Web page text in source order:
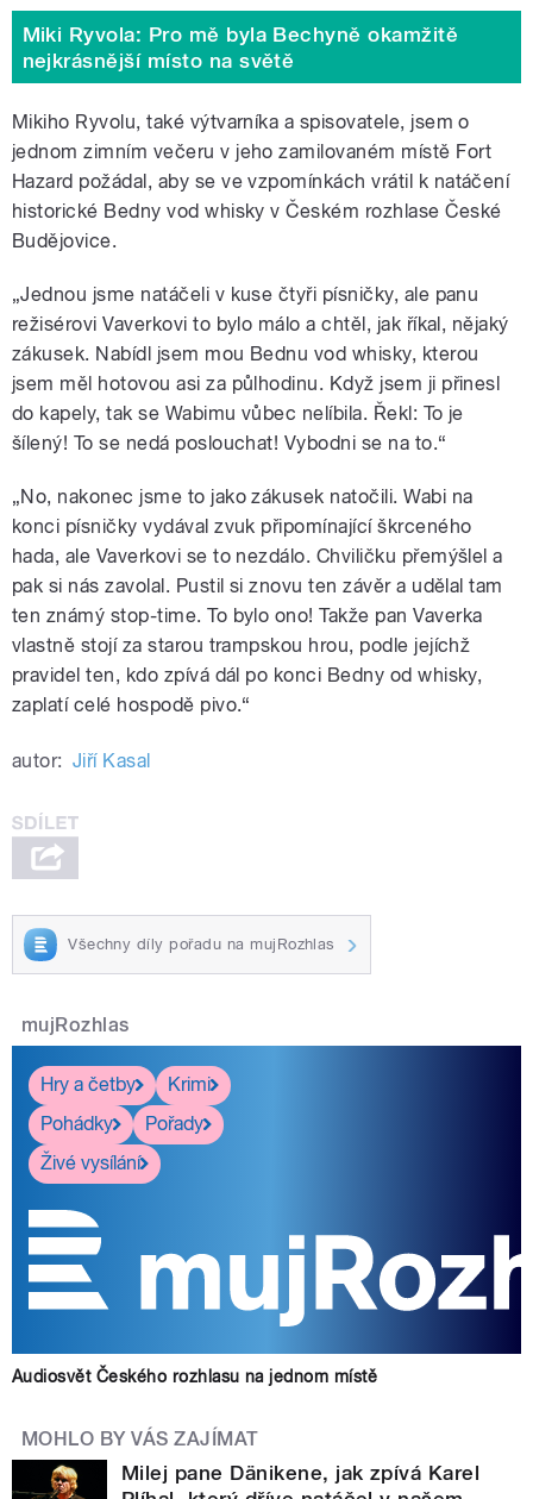
Miki Ryvola: Pro mě byla Bechyně okamžitě
nejkrásnější místo na světě
Mikiho Ryvolu, také výtvarníka a spisovatele, jsem o
jednom zimním večeru v jeho zamilovaném místě Fort
Hazard požádal, aby se ve vzpomínkách vrátil k natáčení
historické Bedny vod whisky v Českém rozhlase České
Budějovice.
„Jednou jsme natáčeli v kuse čtyři písničky, ale panu
režisérovi Vaverkovi to bylo málo a chtěl, jak říkal, nějaký
zákusek. Nabídl jsem mou Bednu vod whisky, kterou
jsem měl hotovou asi za půlhodinu. Když jsem ji přinesl
do kapely, tak se Wabimu vůbec nelíbila. Řekl: To je
šílený! To se nedá poslouchat! Vybodni se na to.“
„No, nakonec jsme to jako zákusek natočili. Wabi na
konci písničky vydával zvuk připomínající škrceného
hada, ale Vaverkovi se to nezdálo. Chviličku přemýšlel a
pak si nás zavolal. Pustil si znovu ten závěr a udělal tam
ten známý stop-time. To bylo ono! Takže pan Vaverka
vlastně stojí za starou trampskou hrou, podle jejíchž
pravidel ten, kdo zpívá dál po konci Bedny od whisky,
zaplatí celé hospodě pivo.“
autor: Jiří Kasal
Všechny díly pořadu na mujRozhlas
mujRozhlas
Hry a četby
Krimi
Pohádky
Pořady
Živé vysílání
Audiosvět Českého rozhlasu na jednom místě
MOHLO BY VÁS ZAJÍMAT
Milej pane Dänikene, jak zpívá Karel